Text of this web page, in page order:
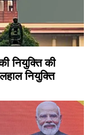
नियुक्ति की
नियुक्ति